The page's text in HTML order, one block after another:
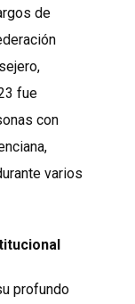
de
fue
con
varios
profundo